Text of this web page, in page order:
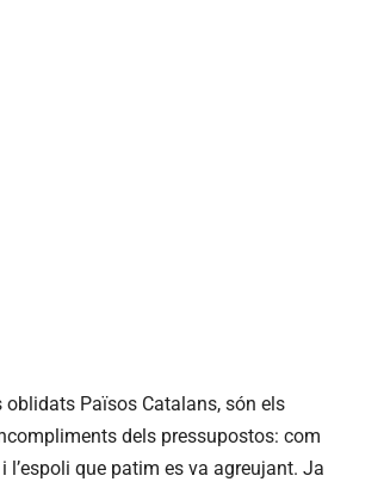
oblidats Països Catalans, són els
dels pressupostos: com
que patim es va agreujant. Ja